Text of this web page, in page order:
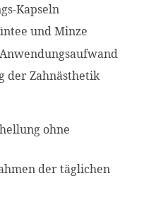
Kapseln
und Minze
der Zahnästhetik
ohne
der täglichen